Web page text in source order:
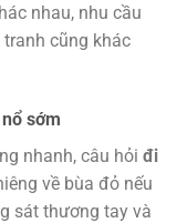
nhau, nhu cầu
cũng khác
sớm
nhanh, câu hỏi đi
về bùa đỏ nếu
sát thương tay và